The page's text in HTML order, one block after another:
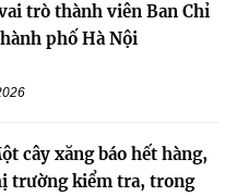
trò thành viên Ban Chỉ
phố Hà Nội
cây xăng báo hết hàng,
trường kiểm tra, trong